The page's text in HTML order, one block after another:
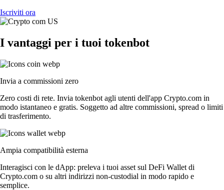
Iscriviti ora
I vantaggi per i tuoi tokenbot
Invia a commissioni zero
Zero costi di rete. Invia tokenbot agli utenti dell'app Crypto.com in
modo istantaneo e gratis. Soggetto ad altre commissioni, spread o limiti
di trasferimento.
Ampia compatibilità esterna
Interagisci con le dApp: preleva i tuoi asset sul DeFi Wallet di
Crypto.com o su altri indirizzi non-custodial in modo rapido e
semplice.